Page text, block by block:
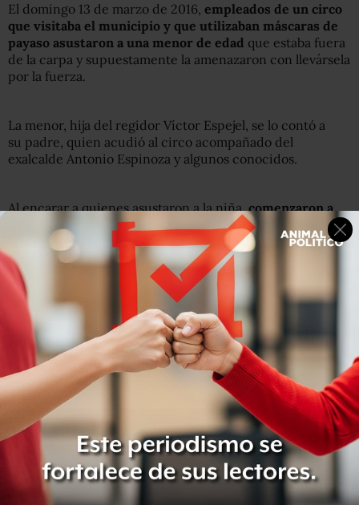
El domingo 13 de marzo de 2016, empleados de un circo
que visitaba el municipio y que utilizaban máscaras de
payaso asustaron a una menor de edad que estaba fuera
de la carpa y supuestamente la amenazaron con llevársela
por la fuerza.
La menor, hija del regidor Víctor Espejel, se lo contó a
su padre, quien acudió al circo acompañado del
exalcalde Antonio Espinoza y algunos conocidos.
Al encarar a quienes asustaron a la niña,comenzaron a
discutir y todo terminó en una riña, cuyo saldo fue
la detención de dos personasque fueron puestas a
disposición del Ministerio Público -ninguno de ellos del
bando de los políticos-.
La Procuraduría General de Justicia del estado abrió dos
carpetas de investigación, una iniciada por el regidor
Víctor Espejel por amenazas y lesiones y la segunda por
los representantes legales del circo, quienes
denunciaron allanamiento de morada y lesiones
provocadas por el ex alcalde Antonio Espinoza y Espejel.